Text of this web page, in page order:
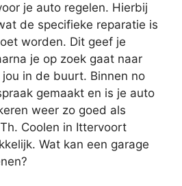
je auto regelen. Hierbij
de specifieke reparatie is
worden. Dit geef je
je op zoek gaat naar
jou in de buurt. Binnen no
gemaakt en is je auto
weer zo goed als
Coolen in Ittervoort
Wat kan een garage